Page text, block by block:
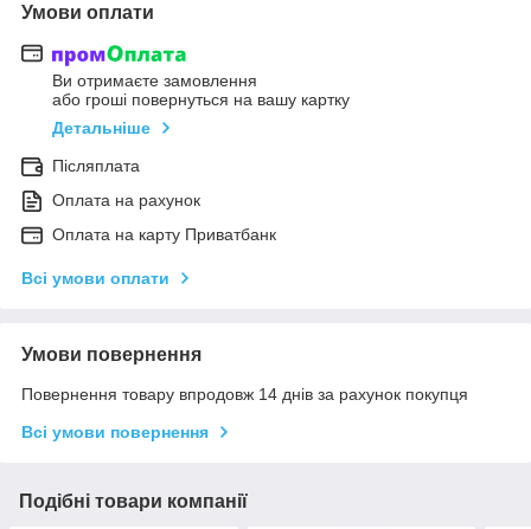
Умови оплати
Ви отримаєте замовлення
або гроші повернуться на вашу картку
Детальніше
Післяплата
Оплата на рахунок
Оплата на карту Приватбанк
Всі умови оплати
Умови повернення
Повернення товару впродовж 14 днів за рахунок покупця
Всі умови повернення
Подібні товари компанії